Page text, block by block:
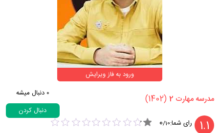
ورود به فاز ویرایش
‏مدرسه مهارت 2‏ (1402)
0 دنبال میشه
دنبال کردن
1.1 رای شما: 0/10